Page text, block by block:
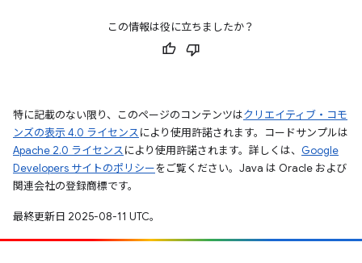
この情報は役に立ちましたか？
特に記載のない限り、このページのコンテンツはクリエイティブ・コモ
ンズの表示 4.0 ライセンスにより使用許諾されます。コードサンプルは
Apache 2.0 ライセンスにより使用許諾されます。詳しくは、 Google
Developers サイトのポリシーをご覧ください。Java は Oracle および
関連会社の登録商標です。
最終更新日 2025-08-11 UTC。